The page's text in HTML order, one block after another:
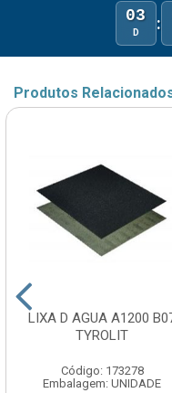
03
D :
Produtos
LIXA D AGUA A1200
TYROLIT
Código: 173278
Embalagem: UNIDADE